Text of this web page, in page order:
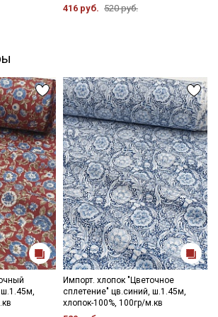
416 руб. 520 руб.
Импорт. хлопок "Цветочное
сплетение" цв.синий, ш.1.45м,
хлопок-100%, 100гр/м.кв
от Купава
здесь дополнительные
и скидки до 30% на узкие